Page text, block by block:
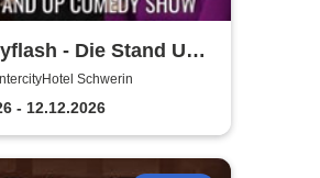
- Die Stand Up
Show in Schwerin
Schwerin
- 12.12.2026